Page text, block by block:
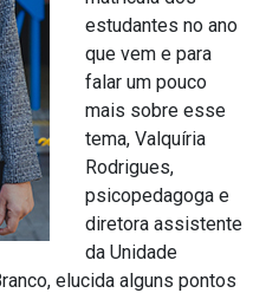
estudantes no ano
que vem e para
falar um pouco
mais sobre esse
tema, Valquíria
Rodrigues,
psicopedagoga e
diretora assistente
da Unidade
elucida alguns pontos